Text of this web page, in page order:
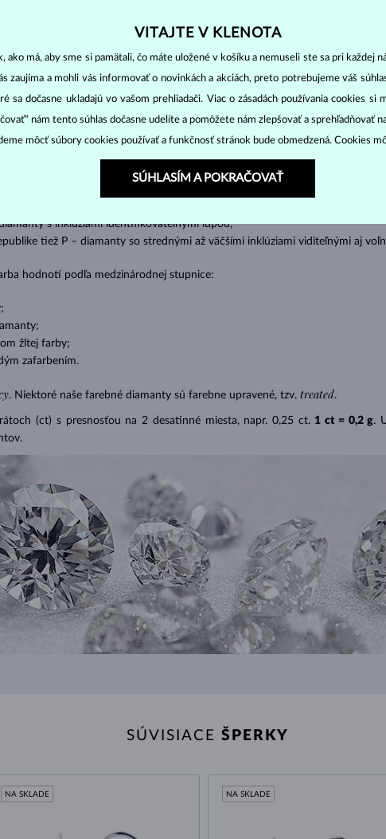
DIAMANTOVÉŠPERKY
ich základné parametre, tzv. 4C: výbrus cut clarity farba (color
jeho oslnivý lesk. Najobľúbenejší je výbrus guľatý, tzv. briliant.
(štvorboký alebo trojboký výbrus s ostrými rohmi, populárny najmä u
tzv. inkluzií čiže vnútorných nedokonalostí diamantu:
s absolútnou transparentnosťou bez inklúzií,
s inklúziami identifikovateľnými lupou,
tiež P – diamanty so strednými až väčšími inklúziami viditeľnými aj
hodnotí podľa medzinárodnej stupnice:
žltej farby;
zafarbením.
. Niektoré naše farebné diamanty sú farebne upravené, tzv. treated.
(ct) s presnosťou na 2 desatinné miesta, napr. 0,25 ct. 1 ct = 0,2 g.
SÚVISIACE ŠPERKY
NA SKLADE NA SKLADE
VITAJTE V KLENOTA
ako má, aby sme si pamätali, čo máte uložené v košíku a nemuseli ste sa pri každej
zaujíma a mohli vás informovať o novinkách a akciách, preto potrebujeme váš
sa dočasne ukladajú vo vašom prehliadači. Viac o zásadách používania cookies si
nám tento súhlas dočasne udelíte a pomôžete nám zlepšovať a sprehľadňovať
môcť súbory cookies používať a funkčnosť stránok bude obmedzená. Cookies
SÚHLASÍM A POKRAČOVAŤ